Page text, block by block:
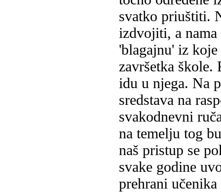
svatko priuštiti.
izdvojiti, a
'blagajnu' iz
završetka škole.
idu u njega. Na
sredstava na
svakodnevni
na temelju tog
naš pristup se
svake godine
prehrani